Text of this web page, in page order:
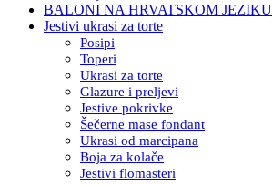
BALONI NA HRVATSKOM JEZIKU
Jestivi ukrasi za torte
Posipi
Toperi
Ukrasi za torte
Glazure i preljevi
Jestive pokrivke
Šečerne mase fondant
Ukrasi od marcipana
Boja za kolače
Jestivi flomasteri